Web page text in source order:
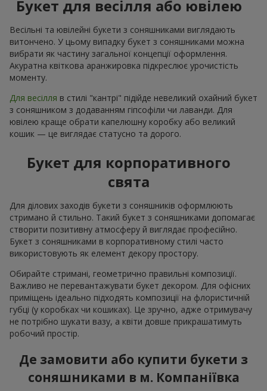
Букет для весілля або ювілею
Весільні та ювілейні букети з соняшниками виглядають
витончено. У цьому випадку букет з соняшниками можна
вибрати як частину загальної концепції оформлення.
Акуратна квіткова аранжировка підкреслює урочистість
моменту.
Для весілля в стилі "кантрі" підійде невеликий охайний букет
з соняшником з додаванням гіпсофіли чи лаванди. Для
ювілею краще обрати капелюшну коробку або великий
кошик — це виглядає статусно та дорого.
Букет для корпоративного
свята
Для ділових заходів букети з соняшників оформлюють
стримано й стильно. Такий букет з соняшниками допомагає
створити позитивну атмосферу й виглядає професійно.
Букет з соняшниками в корпоративному стилі часто
використовують як елемент декору простору.
Обирайте стримані, геометрично правильні композиції.
Важливо не перевантажувати букет декором. Для офісних
приміщень ідеально підходять композиції на флористичній
губці (у коробках чи кошиках). Це зручно, адже отримувачу
не потрібно шукати вазу, а квіти довше прикрашатимуть
робочий простір.
Де замовити або купити букети з
соняшниками в м. Компаніївка